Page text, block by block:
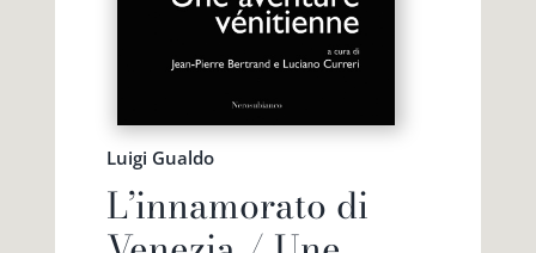
Luigi Gualdo
L’innamorato di